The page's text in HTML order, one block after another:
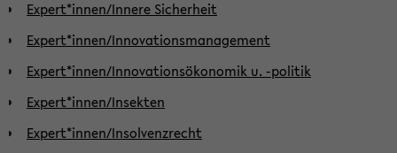
Expert*innen/Innere Sicherheit
Expert*innen/Innovationsmanagement
Expert*innen/Innovationsökonomik u. -politik
Expert*innen/Insekten
Expert*innen/Insolvenzrecht